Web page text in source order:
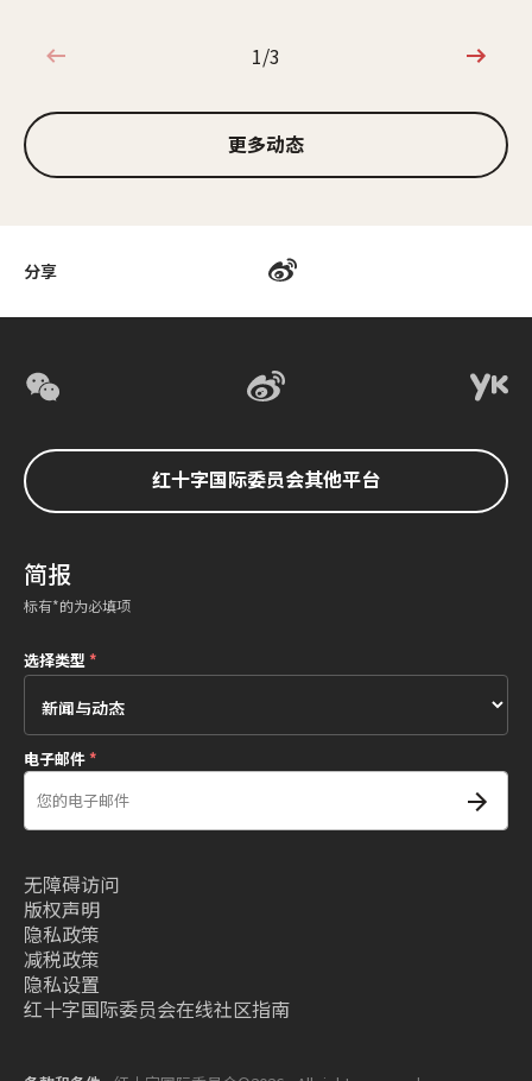
分享
1/3
1/3
更多动态
红十字国际委员会其他平台
简报
标有*的为必填项
选择类型 *
电子邮件*
无障碍访问
版权声明
隐私政策
减税政策
隐私设置
红十字国际委员会在线社区指南